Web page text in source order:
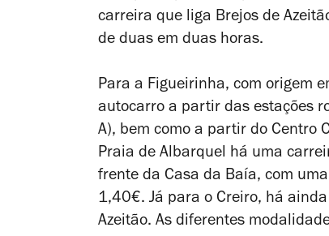
carreira que liga Brejos de
de duas em duas horas.
Para a Figueirinha, com origem
autocarro a partir das estações
A), bem como a partir do Centro
Praia de Albarquel há uma
frente da Casa da Baía, com
1,40€. Já para o Creiro, há
Azeitão. As diferentes